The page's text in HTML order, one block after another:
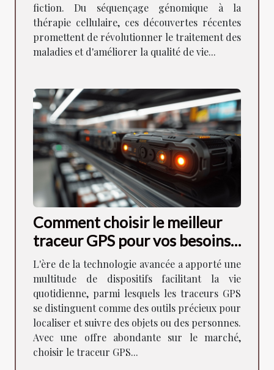
fiction. Du séquençage génomique à la
thérapie cellulaire, ces découvertes récentes
promettent de révolutionner le traitement des
maladies et d'améliorer la qualité de vie...
Comment choisir le meilleur
traceur GPS pour vos besoins
spécifiques
L'ère de la technologie avancée a apporté une
multitude de dispositifs facilitant la vie
quotidienne, parmi lesquels les traceurs GPS
se distinguent comme des outils précieux pour
localiser et suivre des objets ou des personnes.
Avec une offre abondante sur le marché,
choisir le traceur GPS...